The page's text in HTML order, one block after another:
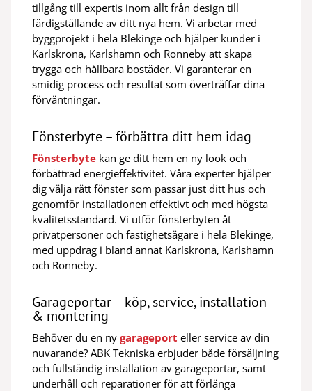
tillgång till expertis inom allt från design till
färdigställande av ditt nya hem. Vi arbetar med
byggprojekt i hela Blekinge och hjälper kunder i
Karlskrona, Karlshamn och Ronneby att skapa
trygga och hållbara bostäder. Vi garanterar en
smidig process och resultat som överträffar dina
förväntningar.
Fönsterbyte – förbättra ditt hem idag
Fönsterbyte kan ge ditt hem en ny look och
förbättrad energieffektivitet. Våra experter hjälper
dig välja rätt fönster som passar just ditt hus och
genomför installationen effektivt och med högsta
kvalitetsstandard. Vi utför fönsterbyten åt
privatpersoner och fastighetsägare i hela Blekinge,
med uppdrag i bland annat Karlskrona, Karlshamn
och Ronneby.
Garageportar – köp, service, installation
& montering
Behöver du en ny garageport eller service av din
nuvarande? ABK Tekniska erbjuder både försäljning
och fullständig installation av garageportar, samt
underhåll och reparationer för att förlänga